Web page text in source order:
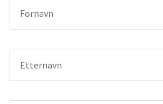
Robert Kaneblei: 97494000